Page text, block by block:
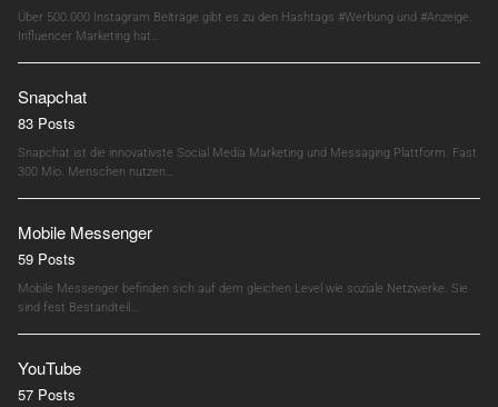
Über 500.000 Instagram Beiträge gibt es zu den Hashtags #Werbung und #Anzeige.
Influencer Marketing hat…
Snapchat
83 Posts
Snapchat ist die innovativste Social Media Marketing und Messaging Plattform. Fast
300 Mio. Menschen nutzen…
Mobile Messenger
59 Posts
Mobile Messenger befinden sich auf dem gleichen Level wie soziale Netzwerke. Sie
sind fest Bestandteil…
YouTube
57 Posts